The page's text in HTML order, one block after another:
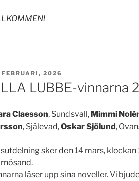
2026
LUBBE-vinnarna
Claesson, Sundsvall, Mimmi
, Själevad,Oskar Sjölund,
sker den 14 mars, klockan
läser upp sina noveller. Vi